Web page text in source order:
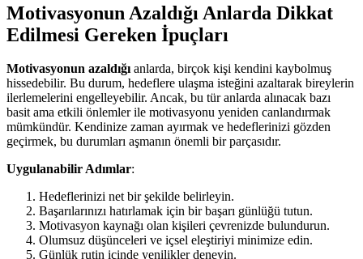
Motivasyonun Azaldığı Anlarda Dikkat
Edilmesi Gereken İpuçları
Motivasyonun azaldığıanlarda, birçok kişi kendini kaybolmuş
hissedebilir. Bu durum, hedeflere ulaşma isteğini azaltarak bireylerin
ilerlemelerini engelleyebilir. Ancak, bu tür anlarda alınacak bazı
basit ama etkili önlemler ile motivasyonu yeniden canlandırmak
mümkündür. Kendinize zaman ayırmak ve hedeflerinizi gözden
geçirmek, bu durumları aşmanın önemli bir parçasıdır.
Uygulanabilir Adımlar:
Hedeflerinizi net bir şekilde belirleyin.
Başarılarınızı hatırlamak için bir başarı günlüğü tutun.
Motivasyon kaynağı olan kişileri çevrenizde bulundurun.
Olumsuz düşünceleri ve içsel eleştiriyi minimize edin.
Günlük rutin içinde yenilikler deneyin.